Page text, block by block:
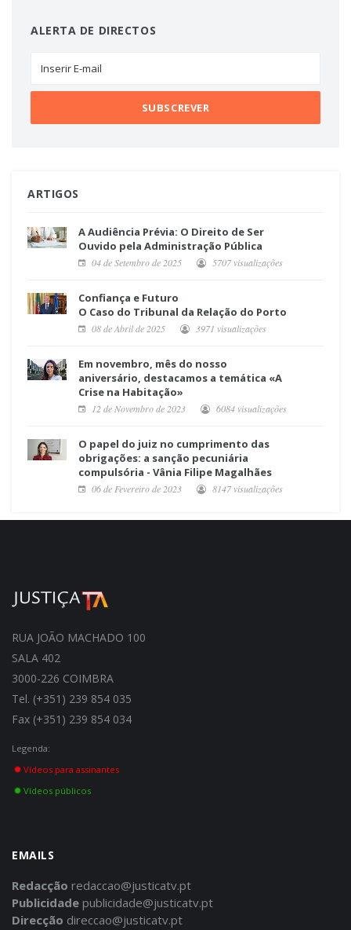
ALERTA DE DIRECTOS
ARTIGOS
A Audiência Prévia: O Direito de Ser
Ouvido pela Administração Pública
04 de Setembro de 2025 5707 visualizações
Confiança e Futuro
O Caso do Tribunal da Relação do Porto
08 de Abril de 2025 3971 visualizações
Em novembro, mês do nosso
aniversário, destacamos a temática «A
Crise na Habitação»
12 de Novembro de 2023 6084 visualizações
O papel do juiz no cumprimento das
obrigações: a sanção pecuniária
compulsória - Vânia Filipe Magalhães
06 de Fevereiro de 2023 8147 visualizações
RUA JOÃO MACHADO 100
SALA 402
3000-226 COIMBRA
Tel. (+351) 239 854 035
Fax (+351) 239 854 034
Legenda:
Vídeos para assinantes
Vídeos públicos
EMAILS
Redacção redaccao@justicatv.pt
Publicidade publicidade@justicatv.pt
Direcção direccao@justicatv.pt